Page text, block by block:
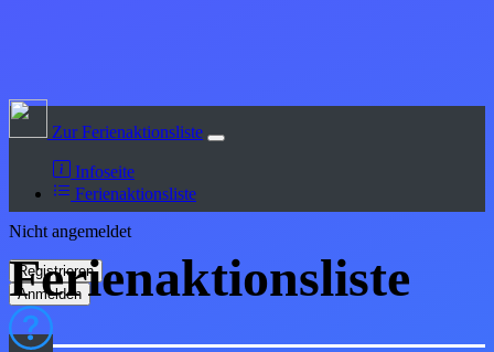
Zur Ferienaktionsliste
Infoseite
Ferienaktionsliste
Nicht angemeldet
Ferienaktionsliste